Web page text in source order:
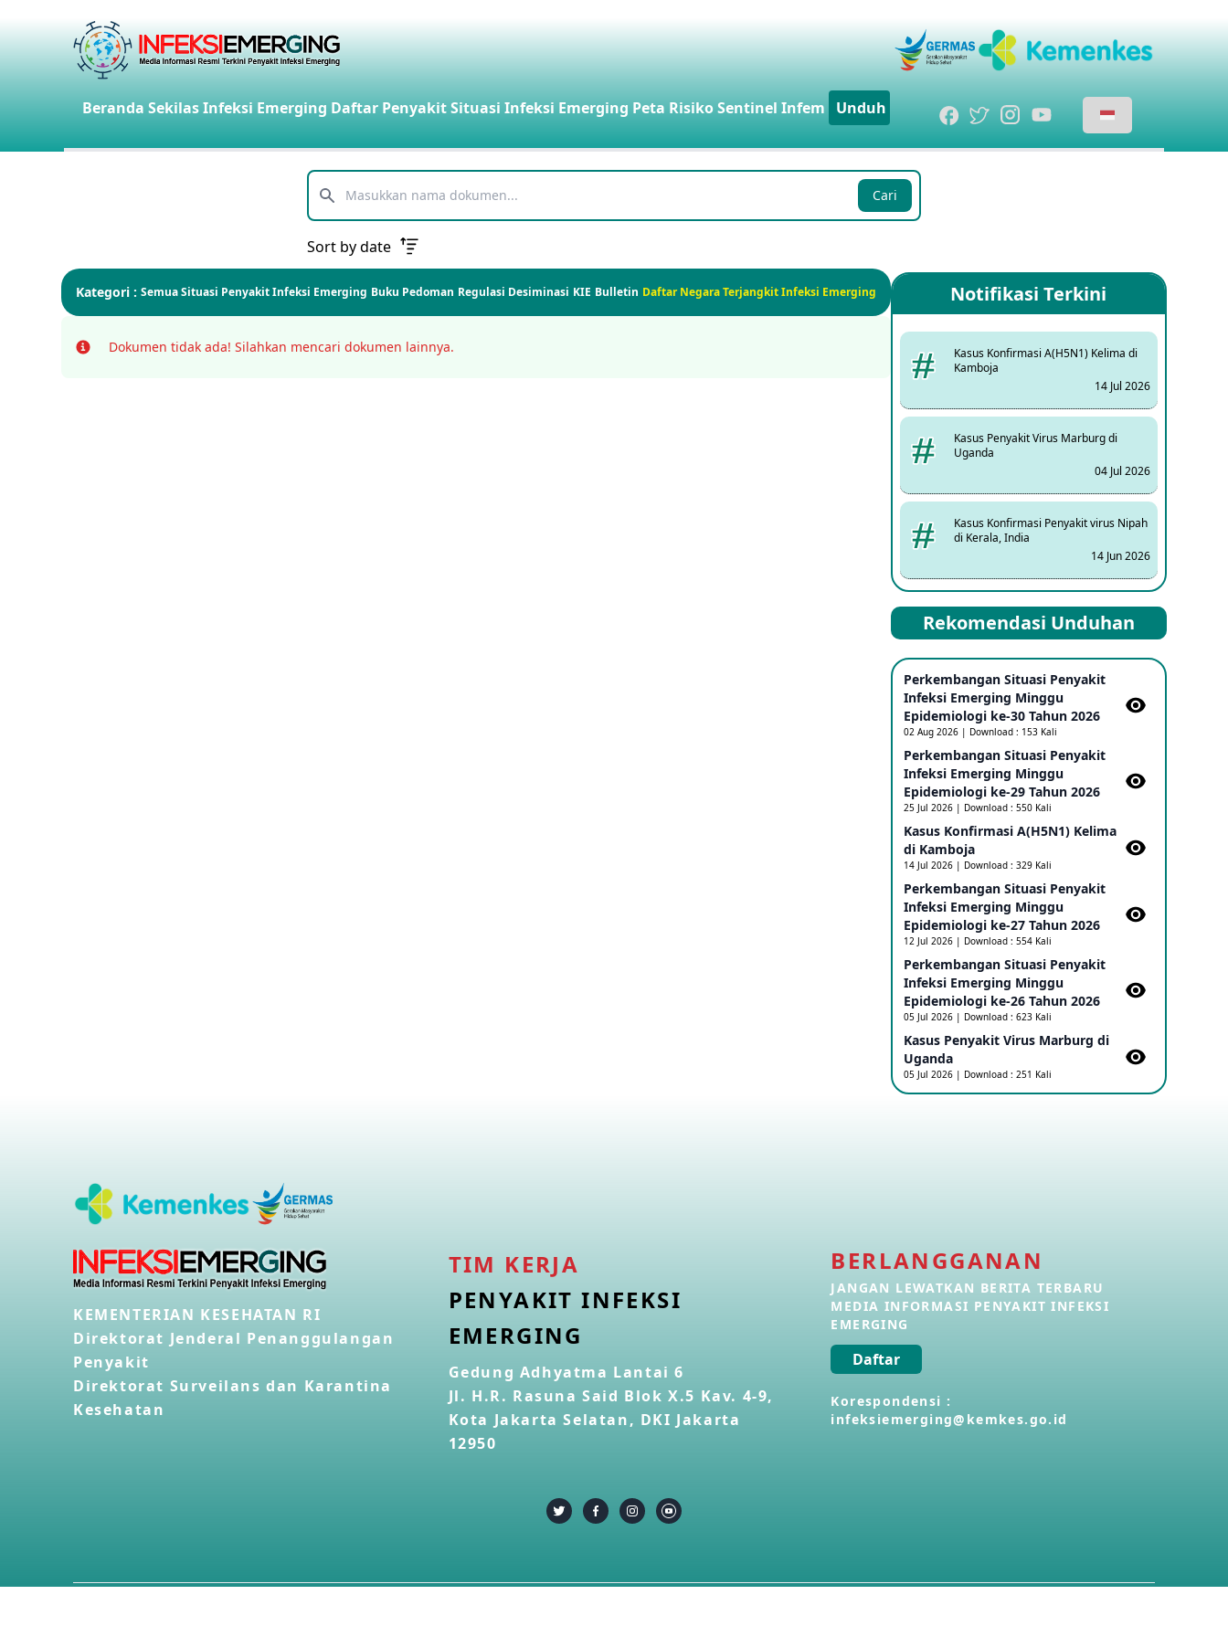
Beranda Sekilas Infeksi Emerging Daftar PenyakitSituasi Infeksi Emerging Peta RisikoSentinel Infem Unduh
Telusuri Cari
Sort by date
Kategori : Semua Situasi Penyakit Infeksi Emerging Buku Pedoman Regulasi Desiminasi KIE Bulletin Daftar Negara Terjangkit Infeksi Emerging
Info Dokumen tidak ada! Silahkan mencari dokumen lainnya.
Notifikasi Terkini
Kasus Konfirmasi A(H5N1) Kelima di
Kamboja
14 Jul 2026
Kasus Penyakit Virus Marburg di
Uganda
04 Jul 2026
Kasus Konfirmasi Penyakit virus Nipah
di Kerala, India
14 Jun 2026
Kasus Dicurigai Penyakit virus Nipah di
Kerala, India
12 Jun 2026
Mpox Clade 1b di Taiwan
25 May 2026
Update Informasi PHEIC Penyakit
Ebola
Penetapan Outbreak Penyakit Ebola di
RD Kongo dan Uganda Sebagai PHEIC
17 May 2026
Outbreak Penyakti Ebola di RD Kongo
16 May 2026
Kasus Konfirmasi A(H5NN6) di Cina
08 May 2026
Update Penyakit Virus Hanta Tipe HPS
Penyakit Meningokokus di Vietnam
28 Apr 2026
Informasi Penyakit POH VAU yang
Rekomendasi Unduhan
Perkembangan Situasi Penyakit
Infeksi Emerging Minggu
Epidemiologi ke-30 Tahun 2026
02 Aug 2026 | Download : 153 Kali
Perkembangan Situasi Penyakit
Infeksi Emerging Minggu
Epidemiologi ke-29 Tahun 2026
25 Jul 2026 | Download : 550 Kali
Kasus Konfirmasi A(H5N1) Kelima
di Kamboja​
14 Jul 2026 | Download : 329 Kali
Perkembangan Situasi Penyakit
Infeksi Emerging Minggu
Epidemiologi ke-27 Tahun 2026
12 Jul 2026 | Download : 554 Kali
Perkembangan Situasi Penyakit
Infeksi Emerging Minggu
Epidemiologi ke-26 Tahun 2026
05 Jul 2026 | Download : 623 Kali
Kasus Penyakit Virus Marburg di
Uganda
05 Jul 2026 | Download : 251 Kali
KEMENTERIAN KESEHATAN RI
Direktorat Jenderal Penanggulangan
Penyakit
Direktorat Surveilans dan Karantina
Kesehatan
TIM KERJA
PENYAKIT INFEKSI
EMERGING
Gedung Adhyatma Lantai 6
Jl. H.R. Rasuna Said Blok X.5 Kav. 4-9,
Kota Jakarta Selatan, DKI Jakarta
12950
BERLANGGANAN
JANGAN LEWATKAN BERITA TERBARU
MEDIA INFORMASI PENYAKIT INFEKSI
EMERGING
Daftar
Korespondensi :
infeksiemerging@kemkes.go.id